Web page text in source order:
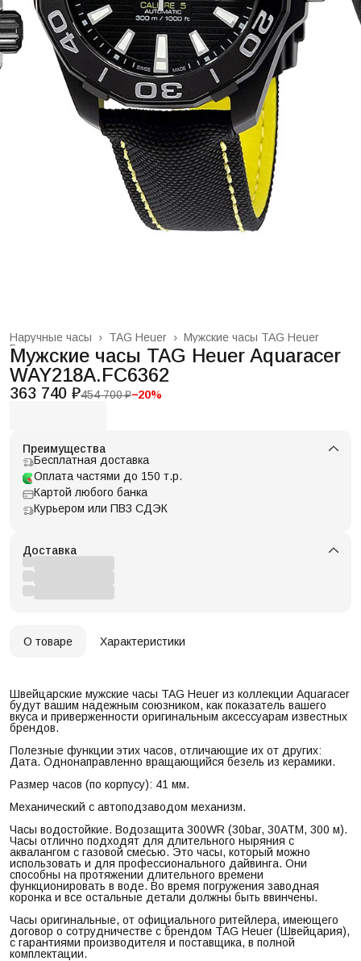
Мужские часы TAG Heuer
TAG Heuer ›
Наручные часы
›
Главная
Мужские часы TAG Heuer Aquaracer
WAY218A.FC6362
363 740 ₽454 700 ₽−20%
Преимущества
Бесплатная доставка
Оплата частями до 150 т.р.
Картой любого банка
Курьером или ПВЗ СДЭК
Доставка
О товаре Характеристики
Швейцарские мужские часы TAG Heuer из коллекции Aquaracer
будут вашим надежным союзником, как показатель вашего
вкуса и приверженности оригинальным аксессуарам известных
брендов.
Полезные функции этих часов, отличающие их от других:
Дата. Однонаправленно вращающийся безель из керамики.
Размер часов (по корпусу): 41 мм.
Механический с автоподзаводом механизм.
Часы водостойкие. Водозащита 300WR (30bar, 30ATM, 300 м).
Часы отлично подходят для длительного ныряния с
аквалангом с газовой смесью. Это часы, который можно
использовать и для профессионального дайвинга. Они
способны на протяжении длительного времени
функционировать в воде. Во время погружения заводная
коронка и все остальные детали должны быть ввинчены.
Часы оригинальные, от официального ритейлера, имеющего
договор о сотрудничестве с брендом TAG Heuer (Швейцария),
с гарантиями производителя и поставщика, в полной
комплектации.